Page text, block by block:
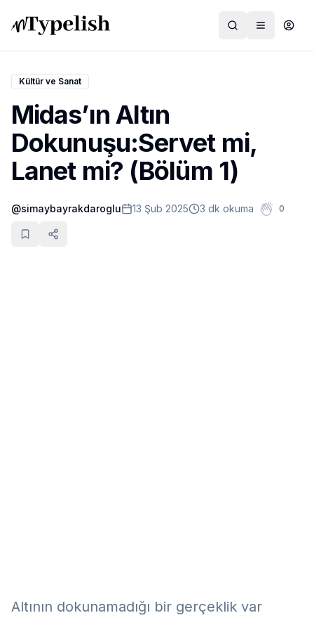
Dünya
Film ve Dizi
Kültür ve Sanat
Sağlık
Siyaset ve Tarih
Kültür ve Sanat
Midas’ın Altın
Dokunuşu:Servet mi,
Lanet mi? (Bölüm 1)
@simaybayrakdaroglu 13 Şub 2025 3 dk okuma 0
Altının dokunamadığı bir gerçeklik var